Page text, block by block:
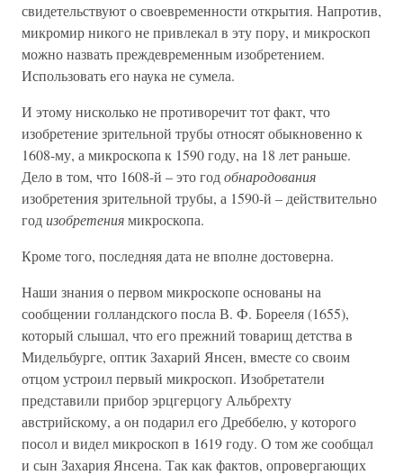
свидетельствуют о своевременности открытия. Напротив,
микромир никого не привлекал в эту пору, и микроскоп
можно назвать преждевременным изобретением.
Использовать его наука не сумела.
И этому нисколько не противоречит тот факт, что
изобретение зрительной трубы относят обыкновенно к
1608-му, а микроскопа к 1590 году, на 18 лет раньше.
Дело в том, что 1608-й – это годобнародования
изобретения зрительной трубы, а 1590-й – действительно
годизобретениямикроскопа.
Кроме того, последняя дата не вполне достоверна.
Наши знания о первом микроскопе основаны на
сообщении голландского посла В. Ф. Борееля (1655),
который слышал, что его прежний товарищ детства в
Мидельбурге, оптик Захарий Янсен, вместе со своим
отцом устроил первый микроскоп. Изобретатели
представили прибор эрцгерцогу Альбрехту
австрийскому, а он подарил его Дреббелю, у которого
посол и видел микроскоп в 1619 году. О том же сообщал
и сын Захария Янсена. Так как фактов, опровергающих